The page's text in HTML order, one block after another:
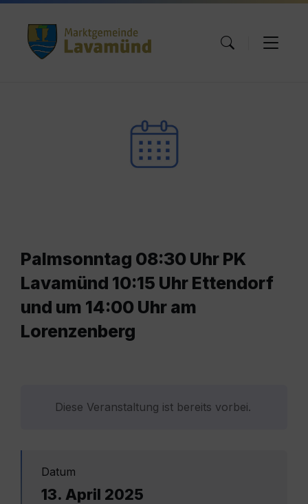
Skip
content
Skip
navigation
Skip
footer
Palmsonntag 08:30 Uhr PK
Lavamünd 10:15 Uhr Ettendorf
und um 14:00 Uhr am
Lorenzenberg
Diese Veranstaltung ist bereits vorbei.
Datum
13. April 2025